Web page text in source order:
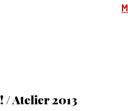
! / Atelier 2013